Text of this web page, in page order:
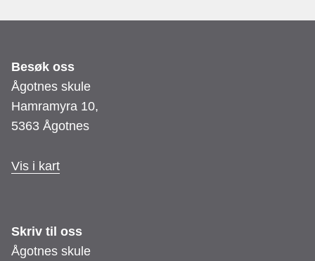
Besøk oss
Ågotnes skule
Hamramyra 10,
5363 Ågotnes
Vis i kart
Skriv til oss
Ågotnes skule